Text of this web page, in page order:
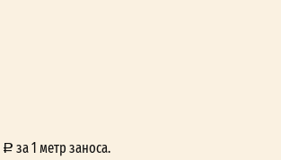
за 1 метр заноса.